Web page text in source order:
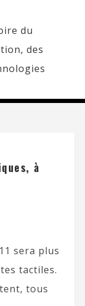
à
sera plus
tactiles.
tous